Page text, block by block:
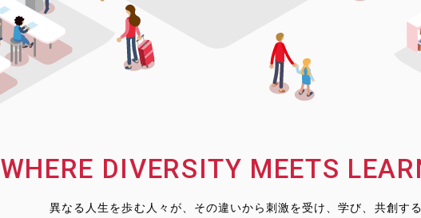
WHERE DIVERSITY MEETS
異なる人生を歩む人々が、その違いから刺激を受け、学び、共創する